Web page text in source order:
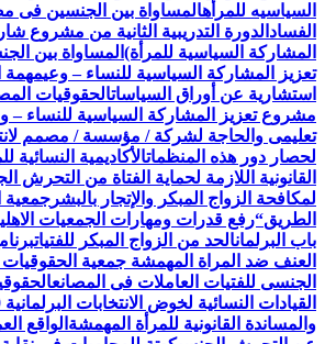
السياسيه للمرأهالمساواة بين الجنسين فى
الفساد الدورة التدريبية الثانية من مشروع
المشاركة السياسية للمرأة) المساواة بين
تعزيز المشاركة السياسية للنساء – وعيمهمة
استشارية عن أوراق السياساتالحقوقيات
مشروع تعزيز المشاركة السياسية للنساء –
تعليمى والحاجة لشركة / مؤسسة / مصمم
لحصار دور هذه المنظماتالأكاديمية النسائية
القانونية اللازمة لحماية الفتاة من التحرش
لمكافحة الزواج المبكر والإتجار بالبشر جمعية
الطريق“رفع قدرات ومهارات الجمعيات
باب البرلمانالحد من الزواج المبكر للفتيات
العنف ضد المراة المهمشة جمعية الحقوقيات
الجنسى للفتيات العاملات فى المصانع
القيادات النسائية لخوض الانتخابات البرلمانية 2010″
والمساندة القانونية للمرأة المهمشة الواقع